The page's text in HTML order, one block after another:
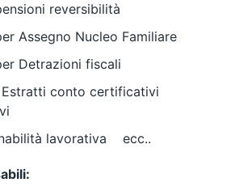
reversibilità
Assegno Nucleo Familiare
Detrazioni fiscali
conto certificativi
lavorativa ecc..